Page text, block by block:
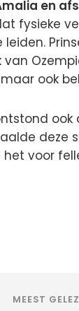
en
fysieke
ook
ook
deze
het voor
MEEST